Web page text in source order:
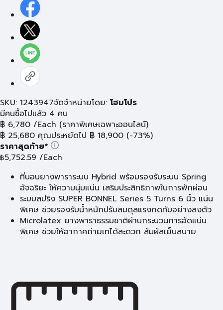
SKU: 1243947จัดจำหน่ายโดย: โฮมโปร
มีคนซื้อไปแล้ว 4 คน
฿ 6,780 /Each (ราคาพิเศษเฉพาะออนไลน์)
฿ 25,680 คุณประหยัดไป ฿ 18,900 (-73%)
ราคาสุดท้าย*
฿5,752.59 /Each
ที่นอนยางพาราระบบ Hybrid พร้อมรองรับระบบ Spring
อัจฉริยะ ให้ความนุ่มแน่น เสริมประสิทธิภาพในการพักผ่อน
ระบบสปริง SUPER BONNEL Series 5 Turns 6 นิ้ว แน่น
พิเศษ ช่วยรองรับน้ำหนักปรับสมดุลแรงกดทับอย่างลงตัว
Microlatex ยางพาราธรรมชาติผ่านกระบวนการอัดแน่น
พิเศษ ช่วยให้อากาศถ่ายเทได้สะดวก สัมผัสเย็นสบาย